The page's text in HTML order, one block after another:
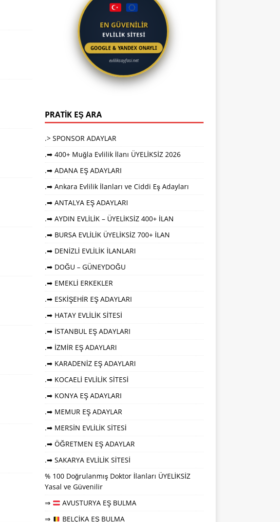
EN GÜVENİLİR
EVLİLİK SİTESİ
GOOGLE & YANDEX ONAYLI
evliliksayfasi.net
PRATİK EŞ ARA
.> SPONSOR ADAYLAR
.➡ 400+ Muğla Evlilik İlanı ÜYELİKSİZ 2026
.➡ ADANA EŞ ADAYLARI
.➡ Ankara Evlilik İlanları ve Ciddi Eş Adayları
.➡ ANTALYA EŞ ADAYLARI
.➡ AYDIN EVLİLİK – ÜYELİKSİZ 400+ İLAN
.➡ BURSA EVLİLİK ÜYELİKSİZ 700+ İLAN
.➡ DENİZLİ EVLİLİK İLANLARI
.➡ DOĞU – GÜNEYDOĞU
.➡ EMEKLİ ERKEKLER
.➡ ESKİŞEHİR EŞ ADAYLARI
.➡ HATAY EVLİLİK SİTESİ
.➡ İSTANBUL EŞ ADAYLARI
.➡ İZMİR EŞ ADAYLARI
.➡ KARADENİZ EŞ ADAYLARI
.➡ KOCAELİ EVLİLİK SİTESİ
.➡ KONYA EŞ ADAYLARI
.➡ MEMUR EŞ ADAYLAR
.➡ MERSİN EVLİLİK SİTESİ
.➡ ÖĞRETMEN EŞ ADAYLAR
.➡ SAKARYA EVLİLİK SİTESİ
% 100 Doğrulanmış Doktor İlanları ÜYELİKSİZ
Yasal ve Güvenilir
⇒
AVUSTURYA EŞ BULMA
⇒
BELÇİKA EŞ BULMA